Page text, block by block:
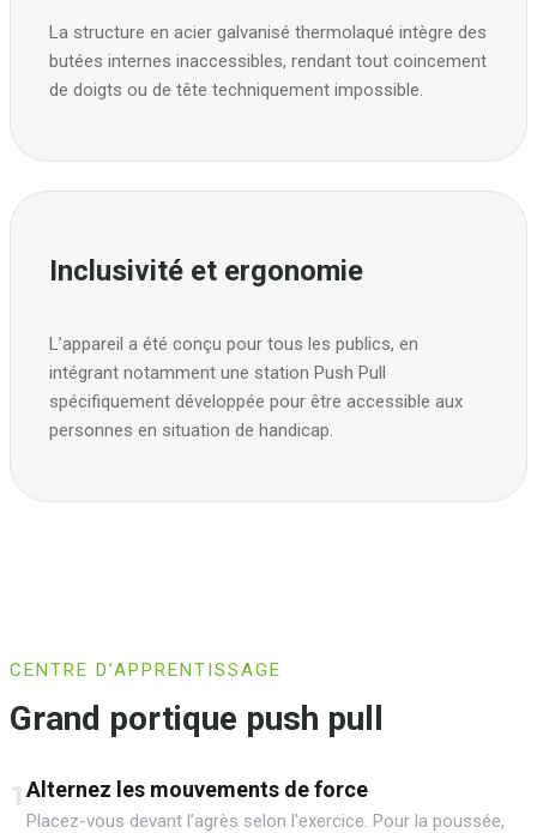
La structure en acier galvanisé thermolaqué intègre des
butées internes inaccessibles, rendant tout coincement
de doigts ou de tête techniquement impossible.
Inclusivité et ergonomie
L’appareil a été conçu pour tous les publics, en
intégrant notamment une station Push Pull
spécifiquement développée pour être accessible aux
personnes en situation de handicap.
CENTRE D’APPRENTISSAGE
Grand portique push pull
1 Alternez les mouvements de force
Placez-vous devant l’agrès selon l’exercice. Pour la poussée,